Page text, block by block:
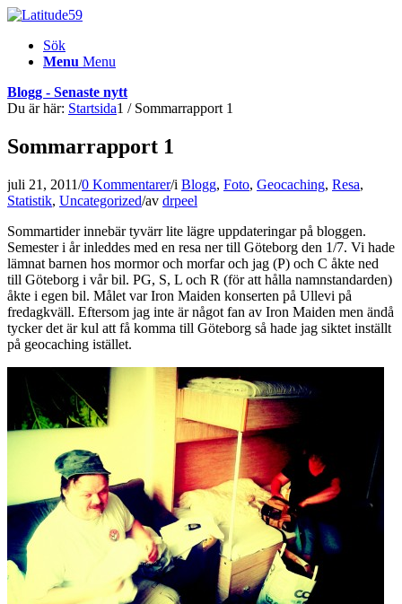
Sök
Menu Menu
Blogg - Senaste nytt
Du är här: Startsida1 / Sommarrapport 1
Sommarrapport 1
juli 21, 2011/0 Kommentarer/i Blogg, Foto, Geocaching, Resa,
Statistik, Uncategorized/av drpeel
Sommartider innebär tyvärr lite lägre uppdateringar på bloggen.
Semester i år inleddes med en resa ner till Göteborg den 1/7. Vi hade
lämnat barnen hos mormor och morfar och jag (P) och C åkte ned
till Göteborg i vår bil. PG, S, L och R (för att hålla namnstandarden)
åkte i egen bil. Målet var Iron Maiden konserten på Ullevi på
fredagkväll. Eftersom jag inte är något fan av Iron Maiden men ändå
tycker det är kul att få komma till Göteborg så hade jag siktet inställt
på geocaching istället.